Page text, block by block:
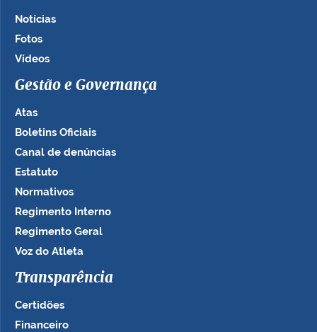
Notícias
Fotos
Vídeos
Gestão e Governança
Atas
Boletins Oficiais
Canal de denúncias
Estatuto
Normativos
Regimento Interno
Regimento Geral
Voz do Atleta
Transparência
Certidões
Financeiro